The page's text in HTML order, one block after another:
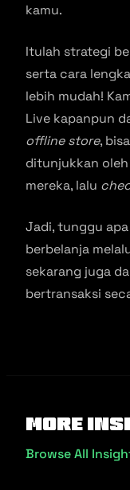
kamu.
Itulah strategi
serta cara
lebih mudah!
Live kapanpun
offline store,
ditunjukkan
mereka, lalu
Jadi, tunggu
berbelanja
sekarang juga
bertransaksi
More
Browse All